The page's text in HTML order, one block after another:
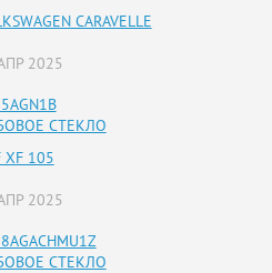
CARAVELLE
2025
СТЕКЛО
XF 105
2025
СТЕКЛО